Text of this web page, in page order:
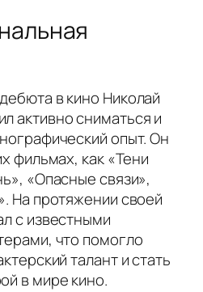
в кино Николай
активно сниматься и
опыт. Он
фильмах, как «Тени
«Опасные связи»,
На протяжении своей
с известными
что помогло
талант и стать
в мире кино.